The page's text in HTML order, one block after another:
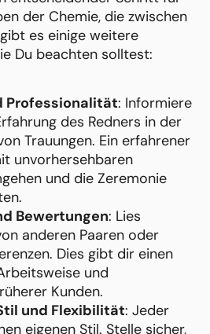
der Chemie, die zwischen
es einige weitere
Du beachten solltest:
Professionalität: Informiere
des Redners in der
Trauungen. Ein erfahrener
unvorhersehbaren
und die Zeremonie
Bewertungen: Lies
anderen Paaren oder
Dies gibt dir einen
und
Kunden.
und Flexibilität: Jeder
eigenen Stil. Stelle sicher,